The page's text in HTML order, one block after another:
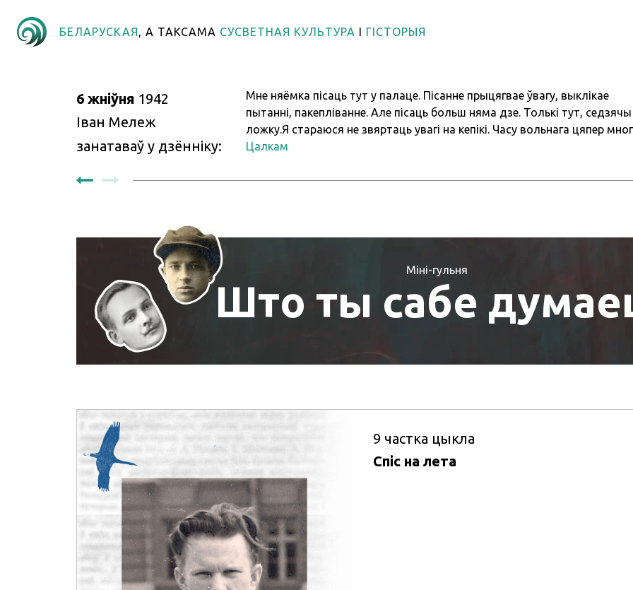
БЕЛАРУСКАЯ, А ТАКСАМА СУСВЕТНАЯ КУЛЬТУРА І ГІСТОРЫЯ
6 жніўня 1942
Іван Мележ
занатаваў у дзённіку:
Мне няёмка пісаць тут у палаце. Пісанне прыцягвае ўвагу, выклікае
пытанні, пакепліванне. Але пісаць больш няма дзе. Толькі тут,
ложку.Я стараюся не звяртаць увагі на кепікі. Часу вольнага цяпер
я хачу скарысххаць яго з толкам. У мяне шмат спраў. Мая запісная
Сінюкова. I акрамя ўсяго, я задумаў апавяданне. На жаль, пісаць як
Цалкам
Што ты сабе
Міні-гульня
9 частка цыкла
Спіс на лета